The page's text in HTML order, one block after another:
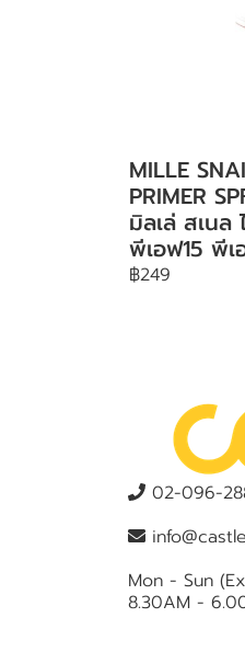
MILLE
PRIMER
มิลเล่ สเนล
พีเอฟ15 พีเ
฿249
02-096-
Mon - Sun
8.30AM -